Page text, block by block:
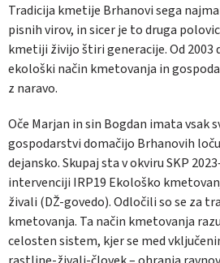
Tradicija kmetije Brhanovi sega
pisnih virov, in sicer je to druga
kmetiji živijo štiri generacije. Od 2003
ekološki način kmetovanja in
z naravo.
Oče Marjan in sin Bogdan imata vsak
gospodarstvi domačijo Brhanovih
dejansko. Skupaj sta v okviru SKP
intervenciji IRP19 Ekološko
živali (DŽ-govedo). Odločili so se za
kmetovanja. Ta način kmetovanja
celosten sistem, kjer se med